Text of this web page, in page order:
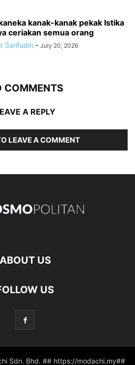
kanak-kanak pekak Istika
ceriakan semua orang
Sarifudin - July 20, 2026
COMMENTS
A REPLY
LEAVE A COMMENT
ABOUT US
US
Sdn. Bhd. ## https://modachi.my##